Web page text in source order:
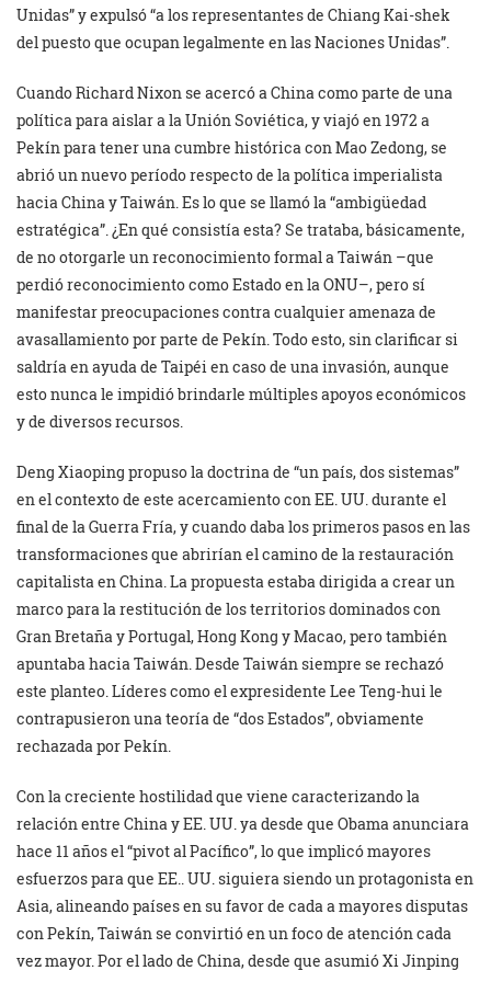
Unidas” y expulsó “a los representantes de Chiang Kai-shek
del puesto que ocupan legalmente en las Naciones Unidas”.
Cuando Richard Nixon se acercó a China como parte de una
política para aislar a la Unión Soviética, y viajó en 1972 a
Pekín para tener una cumbre histórica con Mao Zedong, se
abrió un nuevo período respecto de la política imperialista
hacia China y Taiwán. Es lo que se llamó la “ambigüedad
estratégica”. ¿En qué consistía esta? Se trataba, básicamente,
de no otorgarle un reconocimiento formal a Taiwán –que
perdió reconocimiento como Estado en la ONU–, pero sí
manifestar preocupaciones contra cualquier amenaza de
avasallamiento por parte de Pekín. Todo esto, sin clarificar si
saldría en ayuda de Taipéi en caso de una invasión, aunque
esto nunca le impidió brindarle múltiples apoyos económicos
y de diversos recursos.
Deng Xiaoping propuso la doctrina de “un país, dos sistemas”
en el contexto de este acercamiento con EE. UU. durante el
final de la Guerra Fría, y cuando daba los primeros pasos en las
transformaciones que abrirían el camino de la restauración
capitalista en China. La propuesta estaba dirigida a crear un
marco para la restitución de los territorios dominados con
Gran Bretaña y Portugal, Hong Kong y Macao, pero también
apuntaba hacia Taiwán. Desde Taiwán siempre se rechazó
este planteo. Líderes como el expresidente Lee Teng-hui le
contrapusieron una teoría de “dos Estados”, obviamente
rechazada por Pekín.
Con la creciente hostilidad que viene caracterizando la
relación entre China y EE. UU. ya desde que Obama anunciara
hace 11 años el “pivot al Pacífico”, lo que implicó mayores
esfuerzos para que EE.. UU. siguiera siendo un protagonista en
Asia, alineando países en su favor de cada a mayores disputas
con Pekín, Taiwán se convirtió en un foco de atención cada
vez mayor. Por el lado de China, desde que asumió Xi Jinping